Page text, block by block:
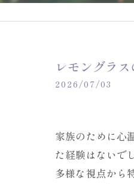
レモングラ
2026/07/03
家族のために心
た経験はないで
多様な視点から